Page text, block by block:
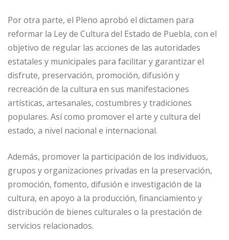
Por otra parte, el Pleno aprobó el dictamen para
reformar la Ley de Cultura del Estado de Puebla, con el
objetivo de regular las acciones de las autoridades
estatales y municipales para facilitar y garantizar el
disfrute, preservación, promoción, difusión y
recreación de la cultura en sus manifestaciones
artísticas, artesanales, costumbres y tradiciones
populares. Así como promover el arte y cultura del
estado, a nivel nacional e internacional.
Además, promover la participación de los individuos,
grupos y organizaciones privadas en la preservación,
promoción, fomento, difusión e investigación de la
cultura, en apoyo a la producción, financiamiento y
distribución de bienes culturales o la prestación de
servicios relacionados.